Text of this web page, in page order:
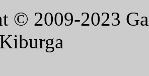
© 2009-2023